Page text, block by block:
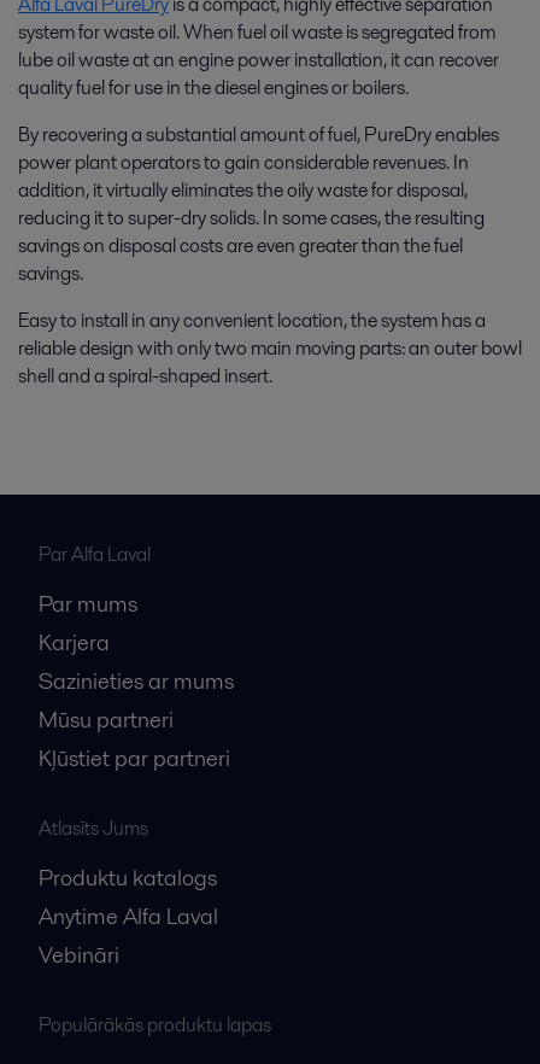
system for waste oil. When fuel oil waste is segregated from
lube oil waste at an engine power installation, it can recover
quality fuel for use in the diesel engines or boilers.
By recovering a substantial amount of fuel, PureDry enables
power plant operators to gain considerable revenues. In
addition, it virtually eliminates the oily waste for disposal,
reducing it to super-dry solids. In some cases, the resulting
savings on disposal costs are even greater than the fuel
savings.
Easy to install in any convenient location, the system has a
reliable design with only two main moving parts: an outer bowl
shell and a spiral-shaped insert.
Par Alfa Laval
Par mums
Karjera
Sazinieties ar mums
Mūsu partneri
Kļūstiet par partneri
Atlasīts Jums
Produktu katalogs
Anytime Alfa Laval
Vebināri
Populārākās produktu lapas